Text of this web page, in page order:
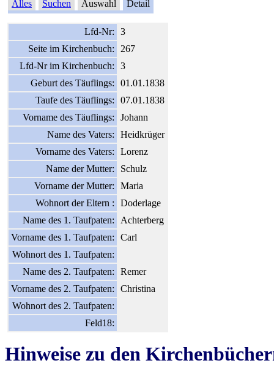
Alles Suchen Auswahl Detail
Lfd-Nr:
3
Seite im Kirchenbuch:
267
Lfd-Nr im Kirchenbuch:
3
Geburt des Täuflings:
01.01.1838
Taufe des Täuflings:
07.01.1838
Vorname des Täuflings:
Johann
Name des Vaters:
Heidkrüger
Vorname des Vaters:
Lorenz
Name der Mutter:
Schulz
Vorname der Mutter:
Maria
Wohnort der Eltern :
Doderlage
Name des 1. Taufpaten:
Achterberg
Vorname des 1. Taufpaten:
Carl
Wohnort des 1. Taufpaten:
Name des 2. Taufpaten:
Remer
Vorname des 2. Taufpaten:
Christina
Wohnort des 2. Taufpaten:
Feld18:
Hinweise zu den